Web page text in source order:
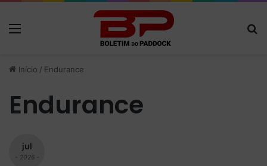
Início / Endurance
Endurance
jul
- 2026 -